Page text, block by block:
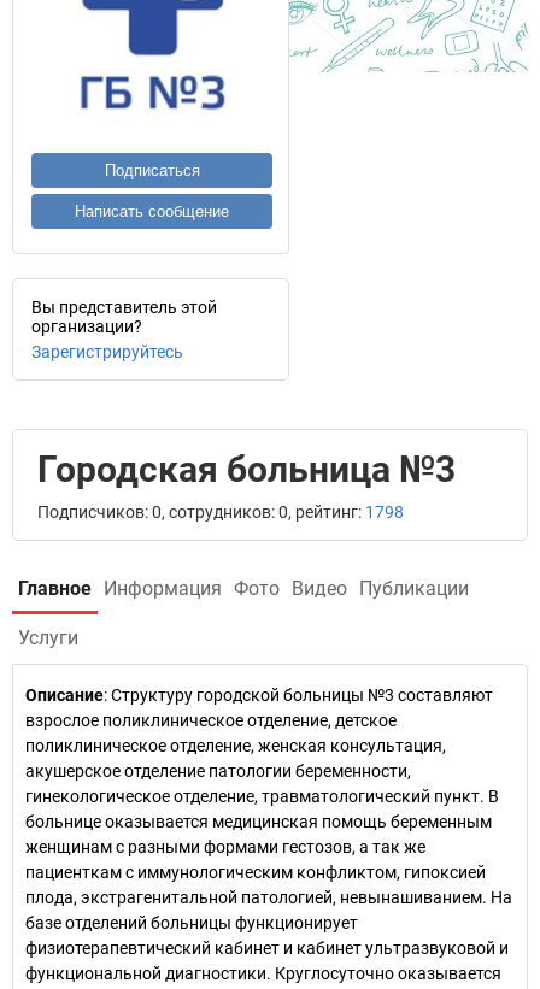
Подписаться
Написать сообщение
Вы представитель этой
организации?
Зарегистрируйтесь
Городская больница №3
Подписчиков: 0, сотрудников: 0, рейтинг: 1798
Главное Информация Фото Видео Публикации
Услуги
Описание: Структуру городской больницы №3 составляют
взрослое поликлиническое отделение, детское
поликлиническое отделение, женская консультация,
акушерское отделение патологии беременности,
гинекологическое отделение, травматологический пункт. В
больнице оказывается медицинская помощь беременным
женщинам с разными формами гестозов, а так же
пациенткам с иммунологическим конфликтом, гипоксией
плода, экстрагенитальной патологией, невынашиванием. На
базе отделений больницы функционирует
физиотерапевтический кабинет и кабинет ультразвуковой и
функциональной диагностики. Круглосуточно оказывается